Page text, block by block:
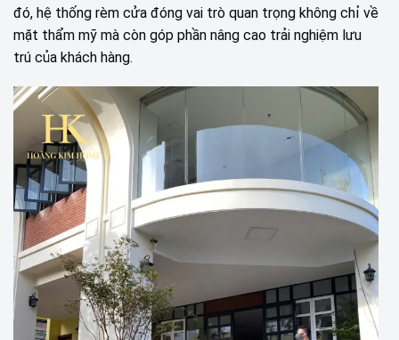
đó, hệ thống rèm cửa đóng vai trò quan trọng không chỉ về
mặt thẩm mỹ mà còn góp phần nâng cao trải nghiệm lưu
trú của khách hàng.